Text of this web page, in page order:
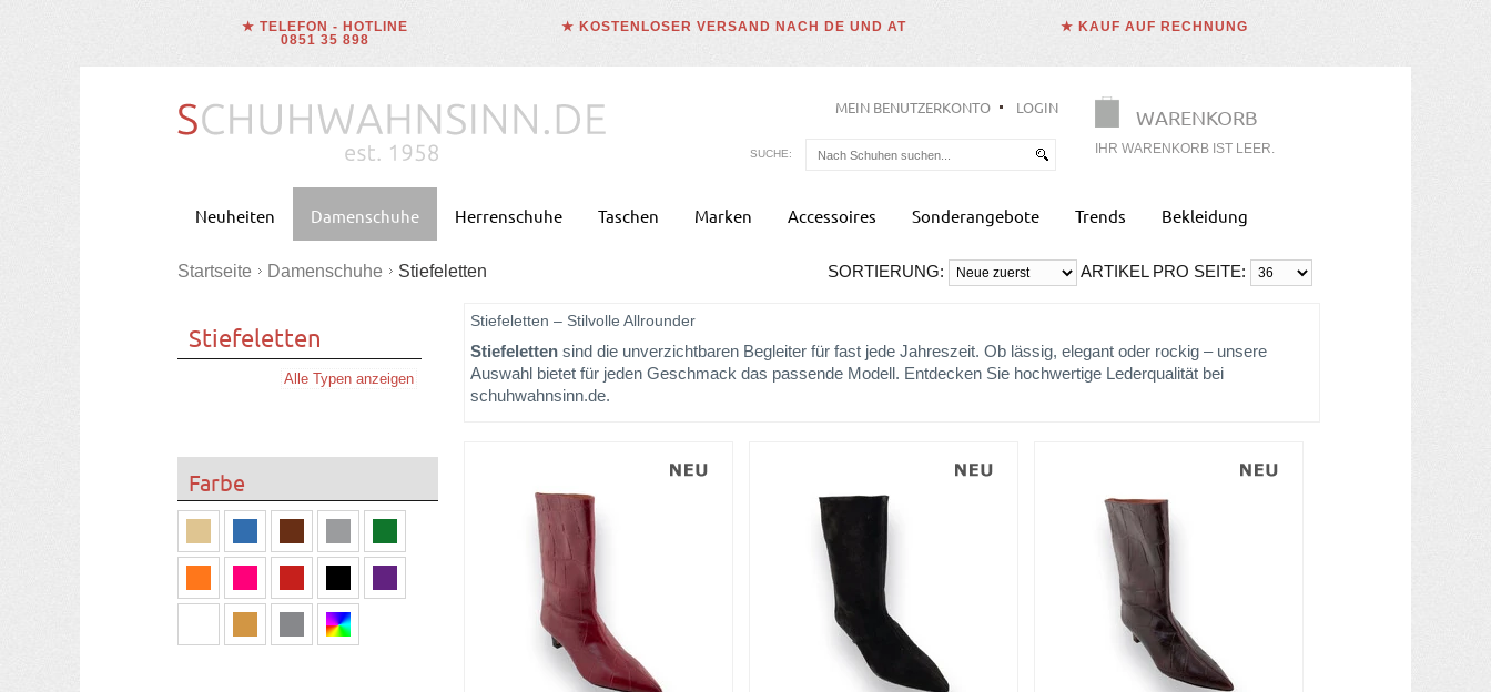
★ TELEFON - HOTLINE
0851 35 898
★ KOSTENLOSER VERSAND NACH DE UND AT ★ KAUF AUF RECHNUNG
WARENKORB
IHR WARENKORB IST LEER.
MEIN BENUTZERKONTO LOGIN
SUCHE:
Neuheiten Damenschuhe Herrenschuhe Taschen Marken Accessoires Sonderangebote Trends Bekleidung
Startseite Damenschuhe Stiefeletten
Stiefeletten
Alle Typen anzeigen
Farbe
SORTIERUNG: ARTIKEL PRO SEITE:
Stiefeletten – Stilvolle Allrounder
Stiefeletten sind die unverzichtbaren Begleiter für fast jede Jahreszeit. Ob lässig, elegant oder rockig – unsere
Auswahl bietet für jeden Geschmack das passende Modell. Entdecken Sie hochwertige Lederqualität bei
schuhwahnsinn.de.